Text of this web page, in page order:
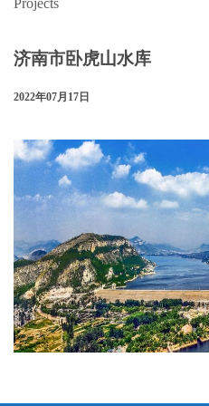
济南市卧虎山水库
2022年07月17日